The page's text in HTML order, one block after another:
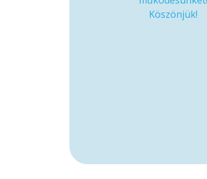
Köszönjük!